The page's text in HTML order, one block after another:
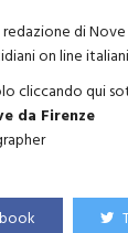
di
on line
cliccando qui
da Firenze